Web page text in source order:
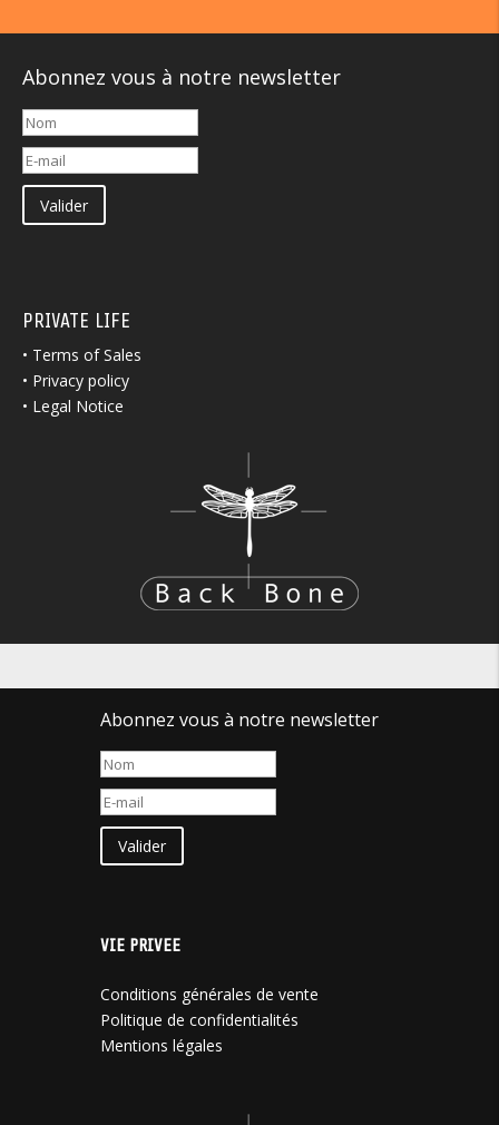
Abonnez vous à notre newsletter
Valider
PRIVATE LIFE
• Terms of Sales
• Privacy policy
• Legal Notice
Abonnez vous à notre newsletter
Valider
VIE PRIVEE
Conditions générales de vente
Politique de confidentialités
Mentions légales